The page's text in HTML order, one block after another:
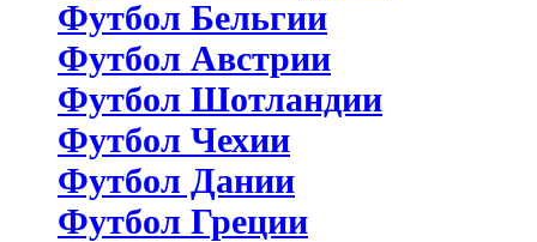
Футбол Бельгии
Футбол Австрии
Футбол Шотландии
Футбол Чехии
Футбол Дании
Футбол Греции